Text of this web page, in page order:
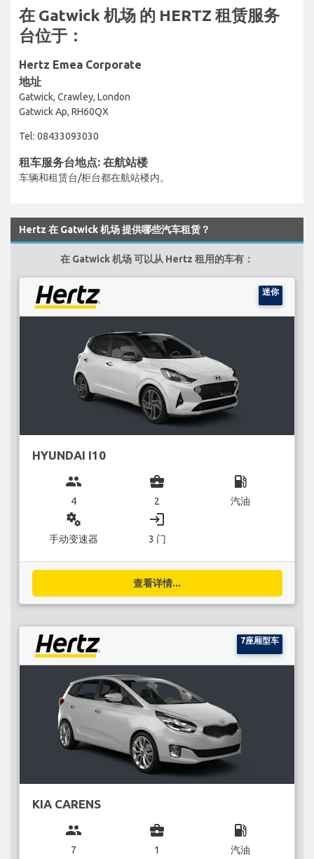
在 Gatwick 机场 的 HERTZ 租赁服务
台位于：
Hertz Emea Corporate
地址
Gatwick, Crawley, London
Gatwick Ap, RH60QX
Tel: 08433093030
租车服务台地点: 在航站楼
车辆和租赁台/柜台都在航站楼内。
Hertz 在 Gatwick 机场 提供哪些汽车租赁？
在 Gatwick 机场 可以从 Hertz 租用的车有：
迷你
HYUNDAI I10
group
4
business_center
2
local_gas_station
汽油
miscellaneous_services
手动变速器
login
3 门
查看详情...
7座厢型车
KIA CARENS
group
7
business_center
1
local_gas_station
汽油